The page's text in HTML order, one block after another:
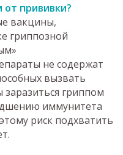
прививки?
вакцины,
гриппозной
не содержат
вызвать
заразиться гриппом
иммунитета
риск подхватить